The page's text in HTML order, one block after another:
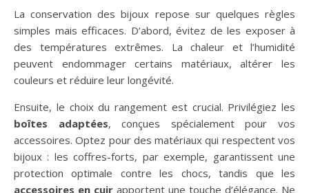
La conservation des bijoux repose sur quelques règles
simples mais efficaces. D’abord, évitez de les exposer à
des températures extrêmes. La chaleur et l’humidité
peuvent endommager certains matériaux, altérer les
couleurs et réduire leur longévité.
Ensuite, le choix du rangement est crucial. Privilégiez les
boîtes adaptées, conçues spécialement pour vos
accessoires. Optez pour des matériaux qui respectent vos
bijoux : les coffres-forts, par exemple, garantissent une
protection optimale contre les chocs, tandis que les
accessoires en cuir apportent une touche d’élégance. Ne